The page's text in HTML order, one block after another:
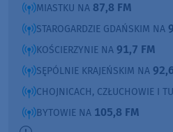
MIASTKU NA 87,8 FM
STAROGARDZIE GDAŃSKIM NA
KOŚCIERZYNIE NA 91,7 FM
SĘPÓLNIE KRAJEŃSKIM NA
CHOJNICACH, CZŁUCHOWIE I
BYTOWIE NA 105,8 FM